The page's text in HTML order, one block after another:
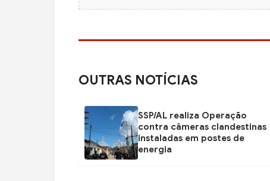
OUTRAS NOTÍCIAS
SSP/AL realiza Operação
contra câmeras clandestinas
instaladas em postes de
energia